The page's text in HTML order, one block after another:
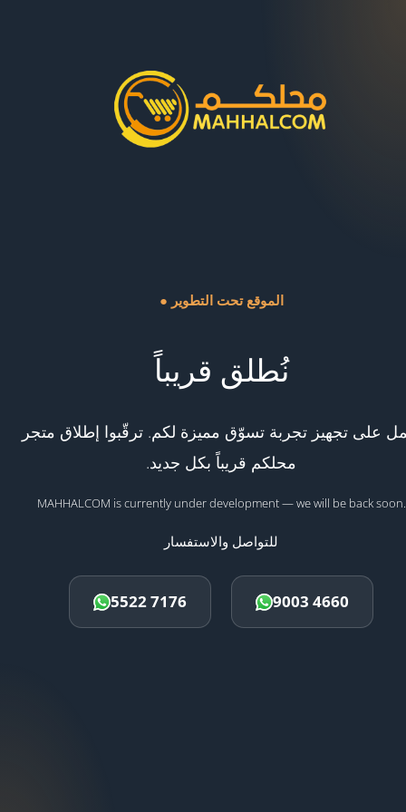
● الموقع تحت التطوير
نُطلق قريباً
على تجهيز تجربة تسوّق مميزة لكم. ترقّبوا إطلاق متجر
محلكم قريباً بكل جديد.
MAHHALCOM is currently under development — we will be back soon.
للتواصل والاستفسار
5522 7176 9003 4660